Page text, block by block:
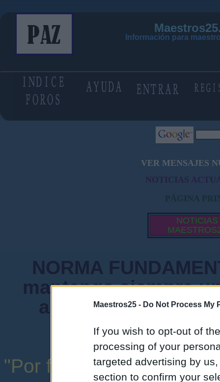
Maestros25 - Do Not Process My
If you wish to opt-out of
processing of your
targeted advertising by
section to confirm your
Información para
VER MENSAJES
NOTICIAS
PÁGINA
NOTICIAS
NORMA
mantenga siempre
admiten mensajes
instituciones
"Por favor, no abuse de